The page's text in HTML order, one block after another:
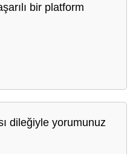
bir platform
dileğiyle yorumunuz